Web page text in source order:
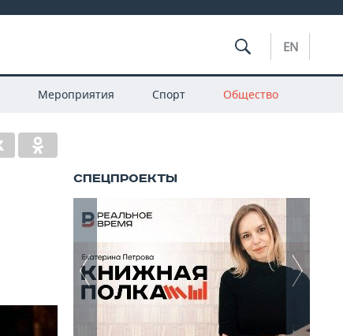
EN
Мероприятия Спорт Общество